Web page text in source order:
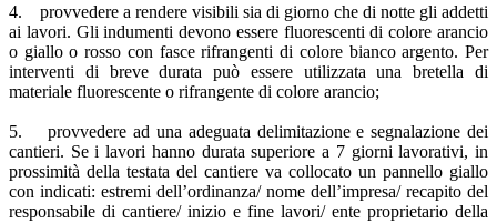
4. provvedere a rendere visibili sia di giorno che di notte gli addetti
ai lavori. Gli indumenti devono essere fluorescenti di colore arancio
o giallo o rosso con fasce rifrangenti di colore bianco argento. Per
interventi di breve durata può essere utilizzata una bretella di
materiale fluorescente o rifrangente di colore arancio;
5. provvedere ad una adeguata delimitazione e segnalazione dei
cantieri. Se i lavori hanno durata superiore a 7 giorni lavorativi, in
prossimità della testata del cantiere va collocato un pannello giallo
con indicati: estremi dell’ordinanza/ nome dell’impresa/ recapito del
responsabile di cantiere/ inizio e fine lavori/ ente proprietario della